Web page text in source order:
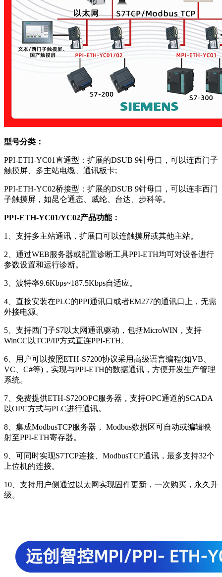
型号分类：
PPI-ETH-YC01直通型：扩展的DSUB 9针母口，可以连西门子
触摸屏、多主站电缆、通讯板卡;
PPI-ETH-YC02桥接型：扩展的DSUB 9针母口，可以连非西门
子触摸屏，如昆仑通态、威纶、台达、步科等。
PPI-ETH-YC01/YC02产品功能：
1、支持多主站通讯，扩展口可以连触摸屏或其他主站。
2、通过WEB服务器或配置诊断工具PPI-ETH均可对设备进行
参数设置和运行诊断。
3、波特率9.6Kbps~187.5Kbps自适应。
4、直接安装在PLC的PPI通讯口或者EM277的通讯口上，无需
外接电源。
5、支持西门子S7以太网通讯驱动，包括MicroWIN，支持
WinCC以TCP/IP方式直连PPI-ETH。
6、用户可以按照ETH-S7200协议采用高级语言编程(如VB、
VC、C#等)，实现与PPI-ETH的数据通讯，方便开发生产管理
系统。
7、免费提供ETH-S720OPC服务器，支持OPC通道的SCADA
以OPC方式与PLC进行通讯。
8、集成ModbusTCP服务器， Modbus数据区可自动或编辑映
射至PPI-ETH寄存器。
9、可同时实现S7TCP连接、ModbusTCP通讯，最多支持32个
上位机的连接。
10、支持用户侧通过以太网实现固件更新，一次购买，永久升
级。